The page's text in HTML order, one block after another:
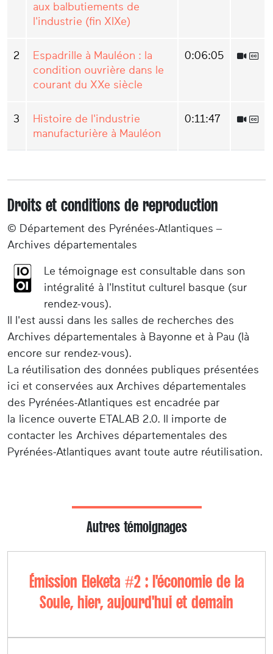
aux balbutiements de
l'industrie (fin XIXe)
2
Espadrille à Mauléon : la
condition ouvrière dans le
courant du XXe siècle
0:06:05
3
Histoire de l'industrie
manufacturière à Mauléon
0:11:47
Droits et conditions de reproduction
© Département des Pyrénées-Atlantiques –
Archives départementales
Le témoignage est consultable dans son
intégralité à l'Institut culturel basque (sur
rendez-vous).
Il l'est aussi dans les salles de recherches des
Archives départementales à Bayonne et à Pau (là
encore sur rendez-vous).
La réutilisation des données publiques présentées
ici et conservées aux Archives départementales
des Pyrénées-Atlantiques est encadrée par
la licence ouverte ETALAB 2.0. Il importe de
contacter les Archives départementales des
Pyrénées-Atlantiques avant toute autre réutilisation.
Autres témoignages
Émission Eleketa #2 : l'économie de la
Soule, hier, aujourd'hui et demain